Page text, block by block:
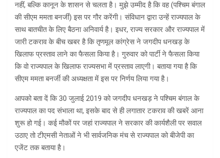
नहीं, बल्कि कानून के शासन से चलता है। मुझे उम्मीद है कि वह (पश्चिम बंगाल
की सीएम ममता बनर्जी) इस पर गौर करेंगी। संविधान द्वारा उन्हें राज्यपाल के
साथ बातचीत के लिए बैठना अनिवार्य है। इधर, राज्य सरकार और राज्यपाल में
जारी टकराव के बीच खबर है कि तृणमूल कांग्रेस ने जगदीप धनखड़ के
खिलाफ प्रस्ताव लाने का फैसला किया है। गुरुवार को पार्टी ने फैसला किया
कि वो राज्यपाल के खिलाफ राज्यसभा में प्रस्ताव लाएगी। बताया गया है कि
सीएम ममता बनर्जी की अध्यक्षता में इस पर निर्णय लिया गया है।
आपको बता दें कि 30 जुलाई 2019 को जगदीप धनखड़ ने पश्चिम बंगाल के
राज्यपाल का पद संभाला था, इसके बाद से ही लगातार टकराव की खबरें आना
शुरू हो गई। कई मौकों पर जहां राज्यपाल ने सरकार की कार्यशैली पर सवाल
उठाए तो टीएमसी नेताओं ने भी सार्वजनिक मंच से राज्यपाल को बीजेपी का
एजेंट तक बताया है।